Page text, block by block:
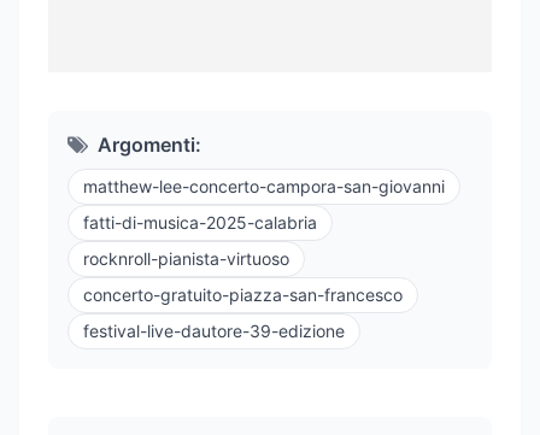
Argomenti:
matthew-lee-concerto-campora-san-giovanni
fatti-di-musica-2025-calabria
rocknroll-pianista-virtuoso
concerto-gratuito-piazza-san-francesco
festival-live-dautore-39-edizione